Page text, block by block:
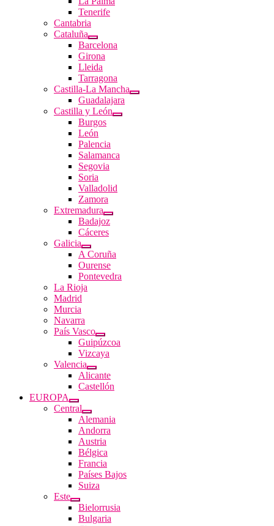
Tenerife
Cantabria
Cataluña
Barcelona
Girona
Lleida
Tarragona
Castilla-La Mancha
Guadalajara
Castilla y León
Burgos
León
Palencia
Salamanca
Segovia
Soria
Valladolid
Zamora
Extremadura
Badajoz
Cáceres
Galicia
A Coruña
Ourense
Pontevedra
La Rioja
Madrid
Murcia
Navarra
País Vasco
Guipúzcoa
Vizcaya
Valencia
Alicante
Castellón
EUROPA
Central
Alemania
Andorra
Austria
Bélgica
Francia
Países Bajos
Suiza
Este
Bielorrusia
Bulgaria